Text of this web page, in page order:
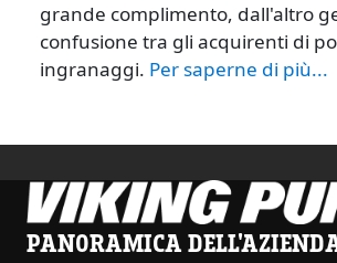
grande complimento, dall'altro
confusione tra gli acquirenti di
ingranaggi. Per saperne di più...
PANORAMICA